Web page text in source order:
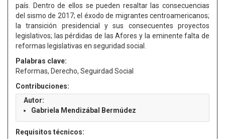
país. Dentro de ellos se pueden resaltar las consecuencias
del sismo de 2017; el éxodo de migrantes centroamericanos;
la transición presidencial y sus consecuentes proyectos
legislativos; las pérdidas de las Afores y la eminente falta de
reformas legislativas en seguridad social.
Palabras clave:
Reformas, Derecho, Seguirdad Social
Contribuciones:
Autor:
Gabriela Mendizábal Bermúdez
Requisitos técnicos: